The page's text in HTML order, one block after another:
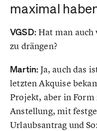
maximal
VGSD:Hat man auch
zu drängen?
Martin:Ja, auch das
letzten Akquise
Projekt, aber in
Anstellung, mit
Urlaubsantrag und